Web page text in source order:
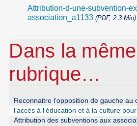
Attribution-d-une-subvention-
association_a1133 (PDF, 2.3 Mio)
Dans la même
rubrique…
Reconnaitre l’opposition de gauche au
l’accès à l’éducation et à la culture
Attribution des subventions aux